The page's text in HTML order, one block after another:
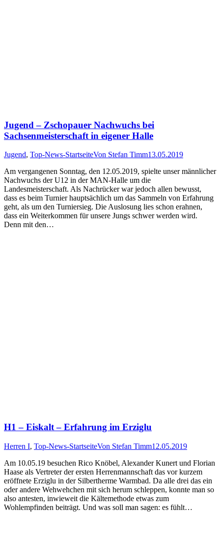
Jugend – Zschopauer Nachwuchs bei
Sachsenmeisterschaft in eigener Halle
Jugend, Top-News-StartseiteVon Stefan Timm13.05.2019
Am vergangenen Sonntag, den 12.05.2019, spielte unser männlicher
Nachwuchs der U12 in der MAN-Halle um die
Landesmeisterschaft. Als Nachrücker war jedoch allen bewusst,
dass es beim Turnier hauptsächlich um das Sammeln von Erfahrung
geht, als um den Turniersieg. Die Auslosung lies schon erahnen,
dass ein Weiterkommen für unsere Jungs schwer werden wird.
Denn mit den…
H1 – Eiskalt – Erfahrung im Erziglu
Herren I, Top-News-StartseiteVon Stefan Timm12.05.2019
Am 10.05.19 besuchen Rico Knöbel, Alexander Kunert und Florian
Haase als Vertreter der ersten Herrenmannschaft das vor kurzem
eröffnete Erziglu in der Silbertherme Warmbad. Da alle drei das ein
oder andere Wehwehchen mit sich herum schleppen, konnte man so
also antesten, inwieweit die Kältemethode etwas zum
Wohlempfinden beiträgt. Und was soll man sagen: es fühlt…